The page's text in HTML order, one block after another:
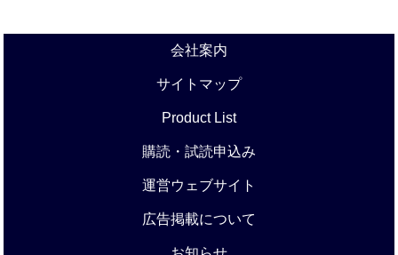
会社案内
サイトマップ
Product List
購読・試読申込み
運営ウェブサイト
広告掲載について